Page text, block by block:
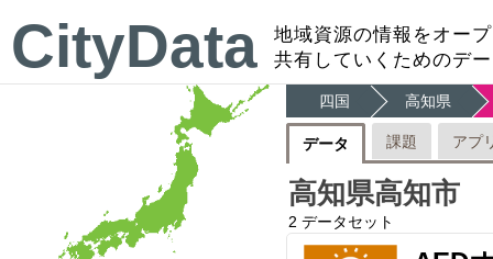
CityData
地域資源の情報をオー
共有していくためのデ
四国 高知県
データ 課題 アプ
高知県高知市
2 データセット